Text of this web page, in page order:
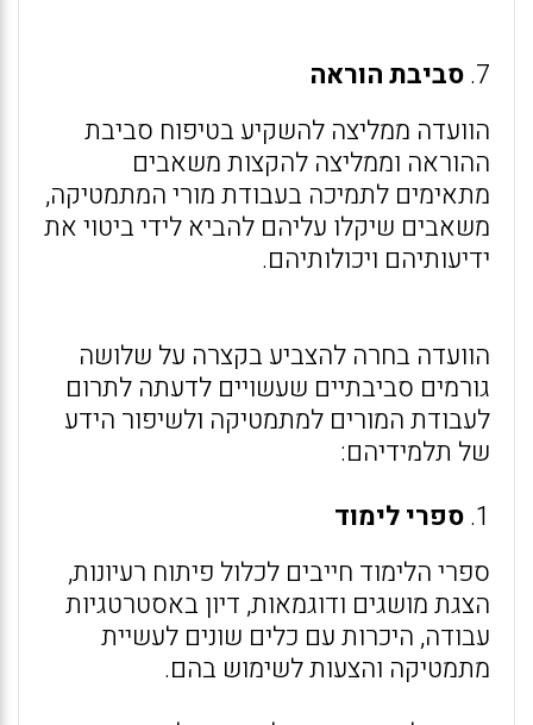
7. סביבת הוראה
הוועדה ממליצה להשקיע בטיפוח סביבת
ההוראה וממליצה להקצות משאבים
מתאימים לתמיכה בעבודת מורי המתמטיקה,
משאבים שיקלו עליהם להביא לידי ביטוי את
ידיעותיהם ויכולותיהם.
הוועדה בחרה להצביע בקצרה על שלושה
גורמים סביבתיים שעשויים לדעתה לתרום
לעבודת המורים למתמטיקה ולשיפור הידע
של תלמידיהם:
1. ספרי לימוד
ספרי הלימוד חייבים לכלול פיתוח רעיונות,
הצגת מושגים ודוגמאות, דיון באסטרטגיות
עבודה, היכרות עם כלים שונים לעשיית
מתמטיקה והצעות לשימוש בהם.